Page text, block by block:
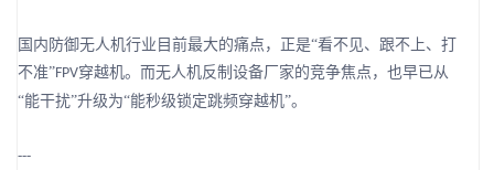
国内防御无人机行业目前最大的痛点，正是“看不见、跟不上、打
不准”FPV穿越机。而无人机反制设备厂家的竞争焦点，也早已从
“能干扰”升级为“能秒级锁定跳频穿越机”。
---